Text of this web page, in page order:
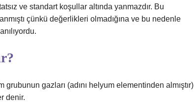
ve standart koşullar altında yanmazdır. Bu
çünkü değerlikleri olmadığına ve bu nedenle
gazları (adını helyum elementinden almıştır)
denir.